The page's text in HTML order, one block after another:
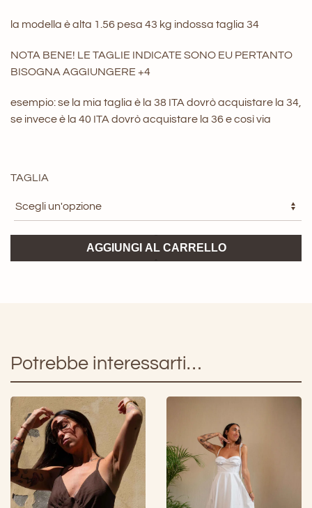
la modella è alta 1.56 pesa 43 kg indossa taglia 34
NOTA BENE! LE TAGLIE INDICATE SONO EU PERTANTO
BISOGNA AGGIUNGERE +4
esempio: se la mia taglia è la 38 ITA dovrò acquistare la 34,
se invece è la 40 ITA dovrò acquistare la 36 e così via
TAGLIA
Bailey
AGGIUNGI AL CARRELLO
Potrebbe interessarti…